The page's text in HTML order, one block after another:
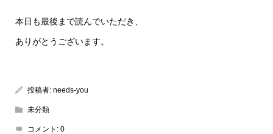
本日も最後まで読んでいただき、
ありがとうございます。
投稿者: needs-you
未分類
コメント: 0